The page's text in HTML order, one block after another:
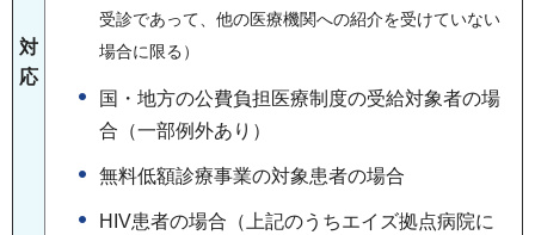
対
応
受診であって、他の医療機関への紹介を受けていない
場合に限る）
国・地方の公費負担医療制度の受給対象者の場
合（一部例外あり）
無料低額診療事業の対象患者の場合
HIV患者の場合（上記のうちエイズ拠点病院に